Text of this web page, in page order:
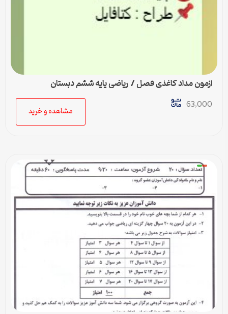
آزمون مداد کاغذی فصل 7 ریاضی پایه ششم دبستان
63,000
مشاهده و خرید